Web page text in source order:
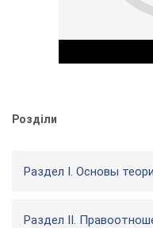
Розділи
Раздел I. Основы
Раздел II.